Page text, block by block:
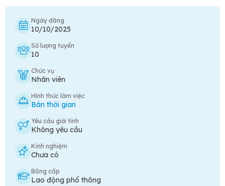
Ngày đăng
10/10/2025
Số lượng tuyển
10
Chức vụ
Nhân viên
Hình thức làm việc
Bán thời gian
Yêu cầu giới tính
Không yêu cầu
Kinh nghiệm
Chưa có
Bằng cấp
Lao động phổ thông